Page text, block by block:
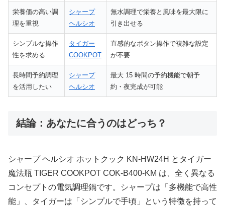
栄養価の高い調
理を重視
シャープ
ヘルシオ
無水調理で栄養と風味を最大限に
引き出せる
シンプルな操作
性を求める
タイガー
COOKPOT
直感的なボタン操作で複雑な設定
が不要
長時間予約調理
を活用したい
シャープ
ヘルシオ
最大 15 時間の予約機能で朝予
約・夜完成が可能
結論：あなたに合うのはどっち？
シャープ ヘルシオ ホットクック KN-HW24H とタイガー
魔法瓶 TIGER COOKPOT COK-B400-KM は、全く異なる
コンセプトの電気調理鍋です。シャープは「多機能で高性
能」、タイガーは「シンプルで手頃」という特徴を持って